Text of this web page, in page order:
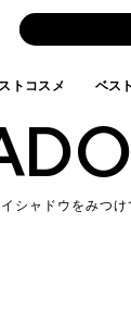
トコスメ ベス
シャドウをみつけ